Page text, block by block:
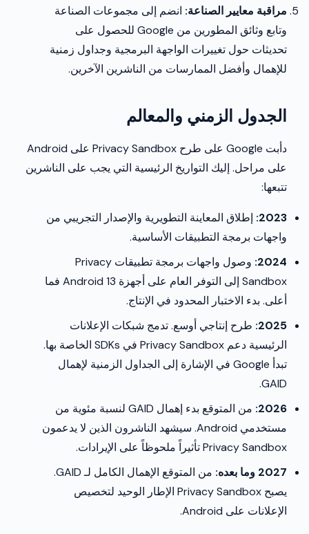
مراقبة معايير الصناعة: انضم إلى مجموعات الصناعة
وتابع وثائق المطورين من Google للحصول على
تحديثات حول تغييرات الواجهة البرمجية وجداول زمنية
للإهمال وأفضل الممارسات من الناشرين الآخرين.
الجدول الزمني والمعالم
دأبت Google على طرح Privacy Sandbox على Android
على مراحل. إليك التواريخ الرئيسية التي يجب على الناشرين
تتبعها:
2023: إطلاق المعاينة التطويرية والإصدار التجريبي من
واجهات برمجة التطبيقات الأساسية.
2024:
وصول واجهات برمجة تطبيقات Privacy
Sandbox إلى التوفر العام على أجهزة Android 13 فما
أعلى. بدء الاختبار المحدود في الإنتاج.
2025: طرح إنتاجي أوسع. تدمج شبكات الإعلانات
الرئيسية دعم Privacy Sandbox في SDKs الخاصة بها.
تبدأ Google في الإشارة إلى الجداول الزمنية لإهمال
GAID.
2026:
من المتوقع بدء إهمال GAID لنسبة مئوية من
مستخدمي Android. سيشهد الناشرون الذين لا يدعمون
Privacy Sandbox تأثيراً ملحوظاً على الإيرادات.
2027 وما بعده:
من المتوقع الإهمال الكامل لـ GAID.
يصبح Privacy Sandbox الإطار الوحيد لتخصيص
الإعلانات على Android.